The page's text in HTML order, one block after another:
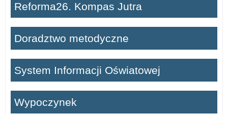
Reforma26. Kompas Jutra
Doradztwo metodyczne
System Informacji Oświatowej
Wypoczynek